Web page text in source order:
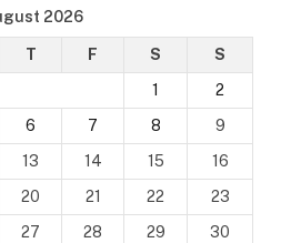
2026
T F S
S
1
2
6 7 8
9
13 14 15
16
20 21 22
23
27 28 29
30